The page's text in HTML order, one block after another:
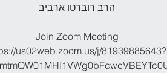
us02web.zoom.us/j/81939885643?